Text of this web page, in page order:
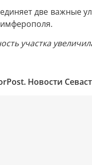
две важные
участка
Новости